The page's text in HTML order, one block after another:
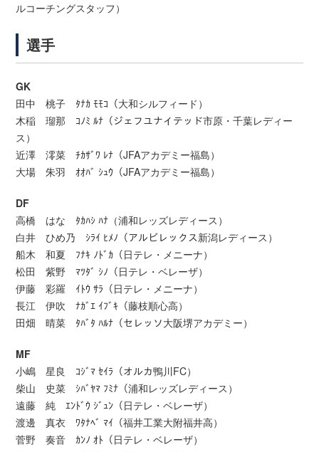
ルコーチングスタッフ）
選手
GK
田中 桃子 ﾀﾅｶ ﾓﾓｺ（大和シルフィード）
木稲 瑠那 ｺﾉﾐ ﾙﾅ（ジェフユナイテッド市原・千葉レディー
ス）
近澤 澪菜 ﾁｶｻﾞﾜ ﾚﾅ（JFAアカデミー福島）
大場 朱羽 ｵｵﾊﾞ ｼｭｳ（JFAアカデミー福島）
DF
高橋 はな ﾀｶﾊｼ ﾊﾅ（浦和レッズレディース）
白井 ひめ乃 ｼﾗｲ ﾋﾒﾉ（アルビレックス新潟レディース）
船木 和夏 ﾌﾅｷ ﾉﾄﾞｶ（日テレ・メニーナ）
松田 紫野 ﾏﾂﾀﾞ ｼﾉ（日テレ・ベレーザ）
伊藤 彩羅 ｲﾄｳ ｻﾗ（日テレ・メニーナ）
長江 伊吹 ﾅｶﾞｴ ｲﾌﾞｷ（藤枝順心高）
田畑 晴菜 ﾀﾊﾞﾀ ﾊﾙﾅ（セレッソ大阪堺アカデミー）
MF
小嶋 星良 ｺｼﾞﾏ ｾｲﾗ（オルカ鴨川FC）
柴山 史菜 ｼﾊﾞﾔﾏ ﾌﾐﾅ（浦和レッズレディース）
遠藤 純 ｴﾝﾄﾞｳ ｼﾞｭﾝ（日テレ・ベレーザ）
渡邊 真衣 ﾜﾀﾅﾍﾞ ﾏｲ（福井工業大附福井高）
菅野 奏音 ｶﾝﾉ ｵﾄ（日テレ・ベレーザ）